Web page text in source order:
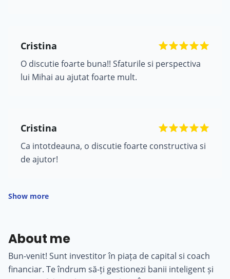
Cristina
O discutie foarte buna!! Sfaturile si perspectiva
lui Mihai au ajutat foarte mult.
Cristina
Ca intotdeauna, o discutie foarte constructiva si
de ajutor!
Show more
About me
Bun-venit! Sunt investitor în piața de capital si coach
financiar. Te îndrum să-ți gestionezi banii inteligent și